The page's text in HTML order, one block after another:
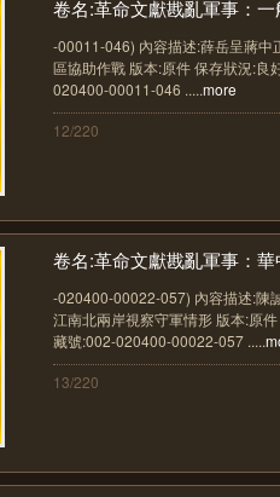
卷名:革命文獻戡亂軍事：一
-00011-046) 內容描述:薛岳呈蔣中
區協助作戰 版本:原件 保存狀況:良
020400-00011-046 .....more
12/220
卷名:革命文獻戡亂軍事：華
-020400-00022-057) 內容描述:陳
江南北兩岸視察守軍情形 版本:原
藏號:002-020400-00022-057 .....
13/220